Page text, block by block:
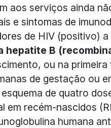
aos serviços ainda
e sintomas de
de HIV (positivo)
hepatite B
ou na
de gestação ou
de quatro
em recém-nascidos
humana